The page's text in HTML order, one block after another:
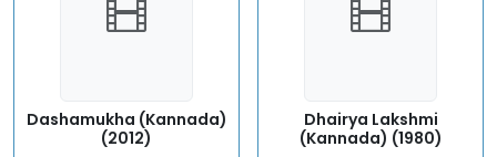
Dashamukha (Kannada)
(2012)
Dhairya Lakshmi
(Kannada) (1980)